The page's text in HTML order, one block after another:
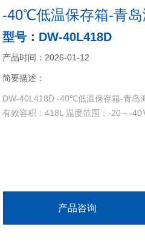
-40℃低温保存箱-青
型号：DW-40L418D
产品时间：2026-01-12
简要描述：
DW-40L418D -40℃低温保存箱-青岛
有效容积：418L 温度范围：-20～-
产品咨询